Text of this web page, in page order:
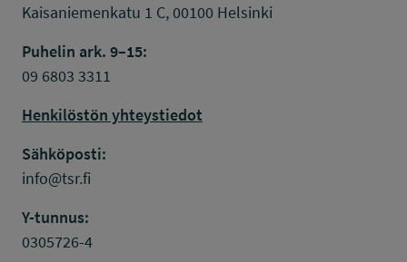
Kaisaniemenkatu 1 C, 00100 Helsinki
Puhelin ark. 9–15:
09 6803 3311
Henkilöstön yhteystiedot
Sähköposti:
info@tsr.fi
Y-tunnus:
0305726-4